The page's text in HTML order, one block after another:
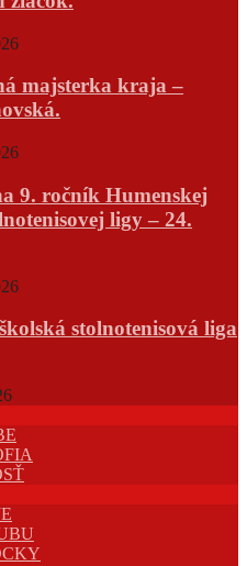
majsterka kraja –
9. ročník Humenskej
ligy – 24.
stolnotenisová liga